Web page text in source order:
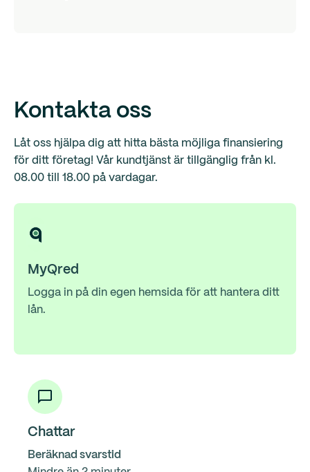
Kontakta oss
Låt oss hjälpa dig att hitta bästa möjliga finansiering
för ditt företag! Vår kundtjänst är tillgänglig från kl.
08.00 till 18.00 på vardagar.
MyQred
Logga in på din egen hemsida för att hantera ditt
lån.
Chattar
Beräknad svarstid